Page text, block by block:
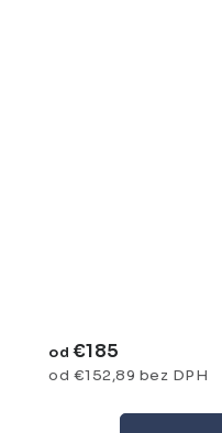
od €152,89 bez DPH
od €185